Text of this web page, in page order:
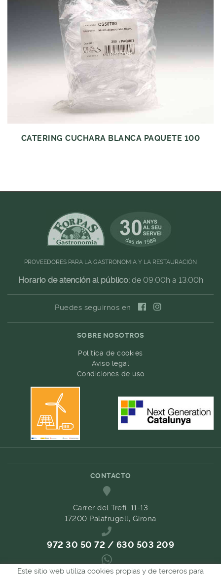
CATERING CUCHARA BLANCA PAQUETE 100
PROVEEDORES PARA LA GASTRONOMIA Y LA RESTAURACIÓN
Horario de atención al público:de 09:00h a 13:00h
Puedes seguirnos en
SOBRE NOSOTROS
Política de cookies
Aviso legal
Condiciones de uso
CONTACTO
Carrer del Trefí. 11-13
17200 Palafrugell, Girona
972 30 50 72 / 630 503 209
689 657 489
Este sitio web utiliza cookies propias y de terceros para